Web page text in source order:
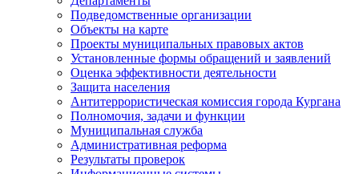
Подведомственные организации
Объекты на карте
Проекты муниципальных правовых актов
Установленные формы обращений и заявлений
Оценка эффективности деятельности
Защита населения
Антитеррористическая комиссия города Кургана
Полномочия, задачи и функции
Муниципальная служба
Административная реформа
Результаты проверок